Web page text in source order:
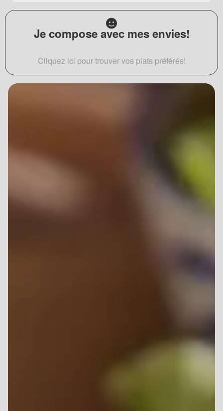
Je compose avec mes envies!
Cliquez ici pour trouver vos plats préférés!